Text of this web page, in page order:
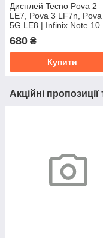
Дисплей Tecno Pova 2
LE7, Pova 3 LF7n, Pova
5G LE8 | Infinix Note 10
Pro 10 Pro NFC, Note
Pro 11s з тачскріном
(AAAA)
680 ₴
Купити
Акційні